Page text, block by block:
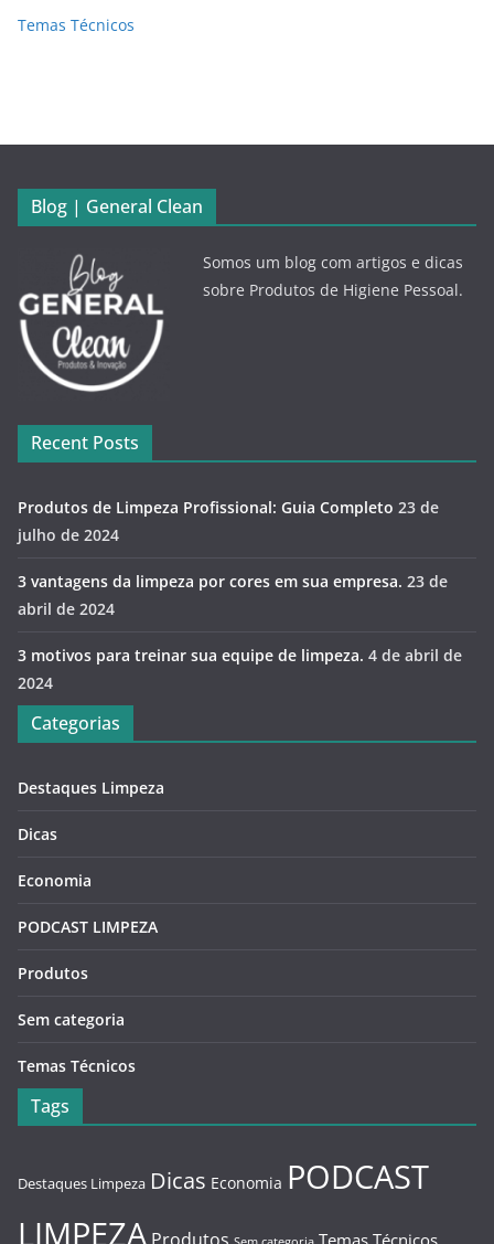
Temas Técnicos
Blog | General Clean
Somos um blog com artigos e dicas
sobre Produtos de Higiene Pessoal.
Recent Posts
Produtos de Limpeza Profissional: Guia Completo 23 de
julho de 2024
3 vantagens da limpeza por cores em sua empresa. 23 de
abril de 2024
3 motivos para treinar sua equipe de limpeza. 4 de abril de
2024
Categorias
Destaques Limpeza
Dicas
Economia
PODCAST LIMPEZA
Produtos
Sem categoria
Temas Técnicos
Tags
Destaques Limpeza Dicas Economia PODCAST
LIMPEZA